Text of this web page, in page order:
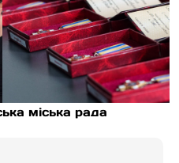
міська рада